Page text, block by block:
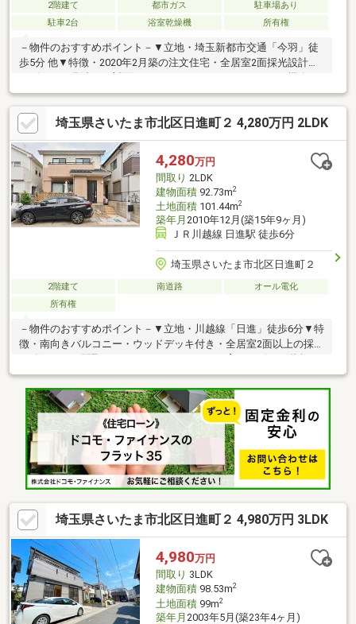
2階建て 都市ガス
駐車場あり
駐車2台
浴室乾燥機 所有権
－物件のおすすめポイント－▼立地・埼玉新都市交通「今羽」徒
歩5分 他▼特徴・2020年2月築の注文住宅・全居室2面採光設計・
増えるリビング階段・2階の洋室約10.4帖は間仕切りで2部屋に変
更可能(別途要費用)・16×20の広々サイズのユニットバス・パント
リーやFCLにもなる納戸約4帖有▼設備・複層ガラス・断熱性・吸
音性・撥水性・難燃性・防カビ性・シックハウス対策・結露防止
等に優れた断熱材を採用・省令準耐火構造・玄関ドアはカードキ
ー採用▼周辺環境・ジャパンミート卸売市場さいたま北店 徒歩4
分(約300m)
埼玉県さいたま市北区日進町２ 4,280万円 2LDK
4,280万円
間取り 2LDK
建物面積92.73m2
土地面積101.44m2
築年月 2010年12月(築15年9ヶ月)
ＪＲ川越線 日進駅 徒歩6分
埼玉県さいたま市北区日進町２
2階建て 南道路
オール電化
所有権
－物件のおすすめポイント－▼立地・川越線「日進」徒歩6分▼特
徴・南向きバルコニー・ウッドデッキ付き・全居室2面以上の採光
対面式キッチン採用、パントリー・床下収納付き・2階約11.5帖洋
室は2部屋に分割可能(別途要費用)・SC、WICなど随所に収納を設
置・各階にトイレ付き・駐車可能(車種による)▼周辺環境・フー
ドガーデン日進店 徒歩6分(約480m)・上加南自然の森 徒歩3分(約
240m)■ ご希望の住まい探しをお手伝いします ━━━━━・・・
物件の詳細・ご相談はお気軽にお問い合わせください。
埼玉県さいたま市北区日進町２ 4,980万円 3LDK
4,980万円
間取り 3LDK
建物面積98.53m2
土地面積99m2
築年月 2003年5月(築23年4ヶ月)